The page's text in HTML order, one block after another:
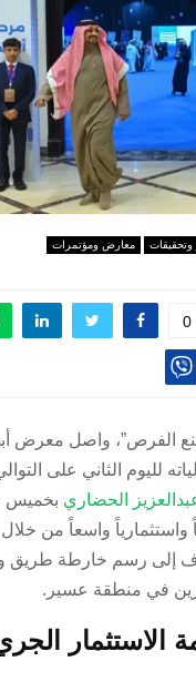
وتحقيقات معارض ومؤتمرات
0
الفرص”، واصل معرض أبها
الحضاري بخميس
واستثمارياً واسعاً من
إلى رسم خارطة طريق
في منطقة عسير.
الاستثمار